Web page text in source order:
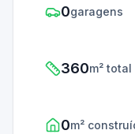
0garagens
360m² total
0m²